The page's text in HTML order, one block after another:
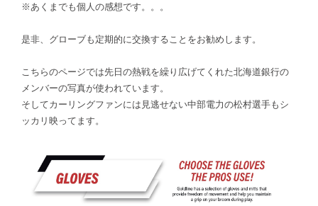
※あくまでも個人の感想です。。。
是非、グローブも定期的に交換することをお勧めします。
こちらのページでは先日の熱戦を繰り広げてくれた北海道銀行の
メンバーの写真が使われています。
そしてカーリングファンには見逃せない中部電力の松村選手もシ
ッカリ映ってます。